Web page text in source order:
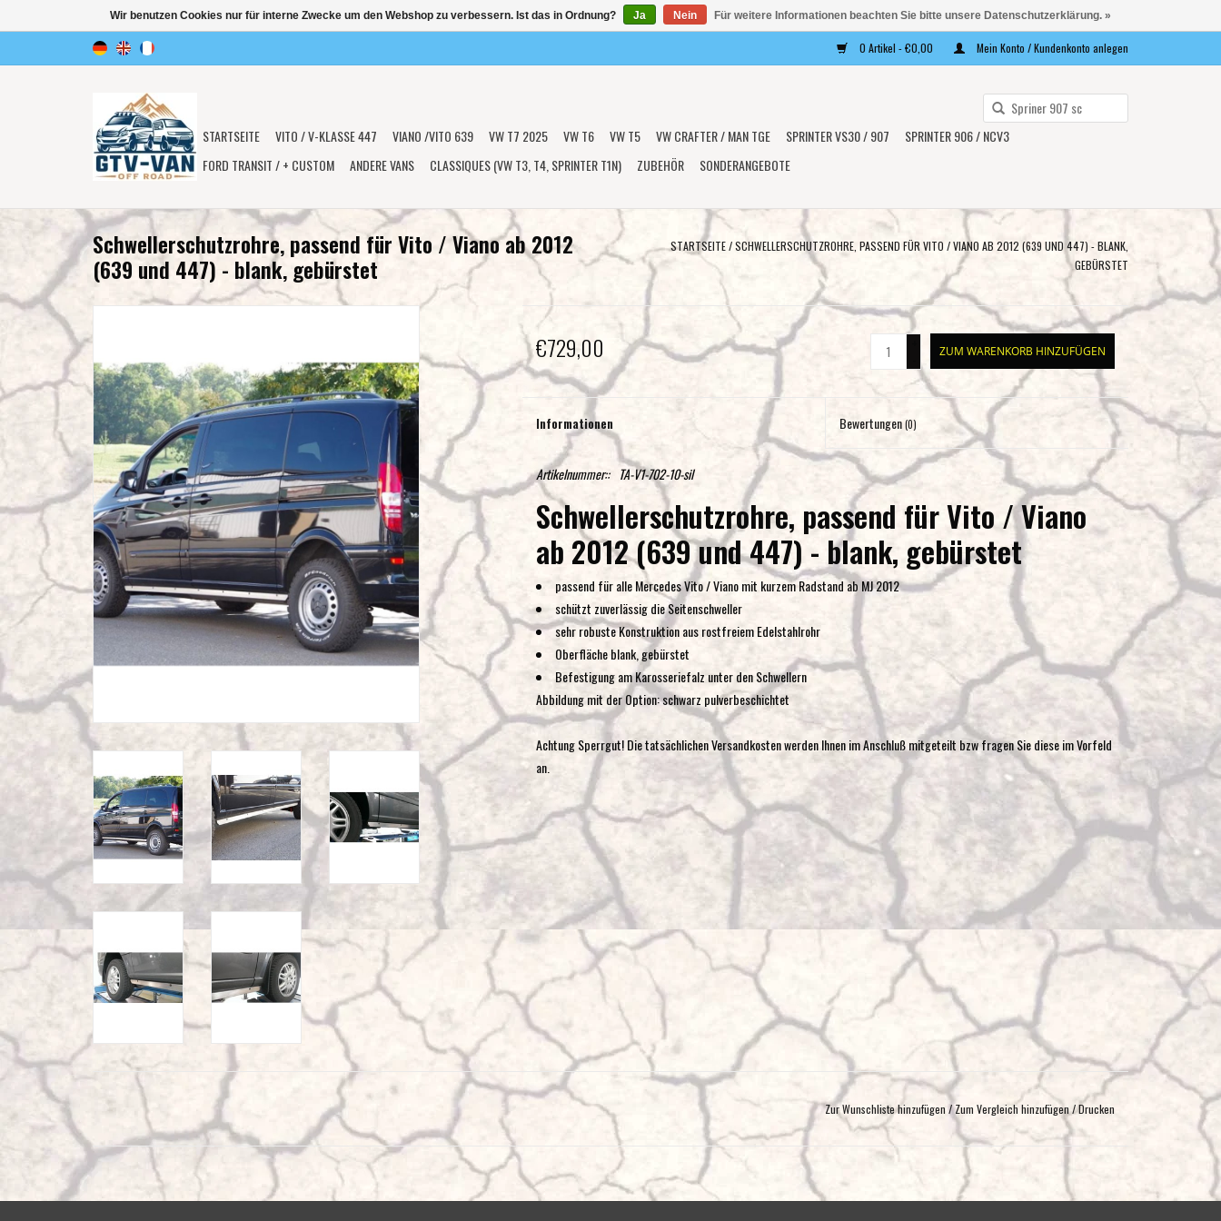
0 Artikel - €0,00 Mein Konto / Kundenkonto anlegen
verfügbare
die
Eingabetaste,
Suchergebnis
gelangen.
Benutzer
Touchgeräten
können
Touch-
verwenden.
STARTSEITE VITO / V-KLASSE 447 VIANO /VITO 639 VW T7 2025 VW T6 VW T5 VW CRAFTER / MAN TGE SPRINTER VS30 / 907
SPRINTER 906 / NCV3
FORD TRANSIT / + CUSTOM
ANDERE VANS CLASSIQUES (VW T3, T4, SPRINTER T1N) ZUBEHÖR SONDERANGEBOTE
Schwellerschutzrohre, passend für Vito / Viano ab 2012
(639 und 447) - blank, gebürstet
STARTSEITE/SCHWELLERSCHUTZROHRE, PASSEND FÜR VITO / VIANO AB 2012 (639 UND 447) - BLANK,
GEBÜRSTET
€729,00 ZUM WARENKORB HINZUFÜGEN
Informationen Bewertungen(0)
Artikelnummer:: TA-V1-702-10-sil
Schwellerschutzrohre, passend für Vito / Viano
ab 2012 (639 und 447) - blank, gebürstet
passend für alle Mercedes Vito / Viano mit kurzem Radstand ab MJ 2012
schützt zuverlässig die Seitenschweller
sehr robuste Konstruktion aus rostfreiem Edelstahlrohr
Oberfläche blank, gebürstet
Befestigung am Karosseriefalz unter den Schwellern
Abbildung mit der Option: schwarz pulverbeschichtet
Achtung Sperrgut! Die tatsächlichen Versandkosten werden Ihnen im Anschluß mitgeteilt bzw fragen Sie diese im Vorfeld
an.
Zur Wunschliste hinzufügen/Zum Vergleich hinzufügen/Drucken
Wir benutzen Cookies nur für interne Zwecke um den Webshop zu verbessern. Ist das in Ordnung? Ja Nein Für weitere Informationen beachten Sie bitte unsere Datenschutzerklärung. »